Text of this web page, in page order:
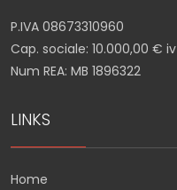
P.IVA 08673310960
Cap. sociale: 10.000,00 € iv
Num REA: MB 1896322
LINKS
Home